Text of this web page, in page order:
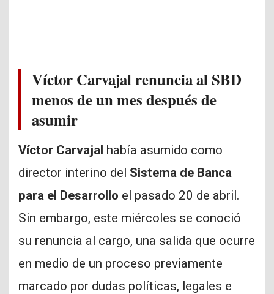
Víctor Carvajal renuncia al SBD
menos de un mes después de
asumir
Víctor Carvajal había asumido como
director interino del Sistema de Banca
para el Desarrollo el pasado 20 de abril.
Sin embargo, este miércoles se conoció
su renuncia al cargo, una salida que ocurre
en medio de un proceso previamente
marcado por dudas políticas, legales e